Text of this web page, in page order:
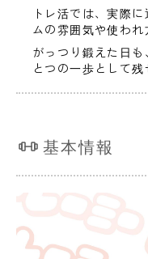
トレ活では、実際
ムの雰囲気や使われ
がっつり鍛えた日
とつの一歩として残
基本情報